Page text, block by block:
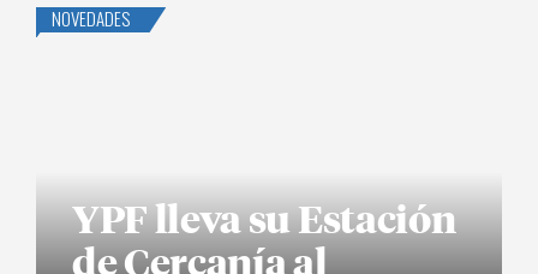
NOVEDADES
YPF lleva su Estación
de Cercanía al